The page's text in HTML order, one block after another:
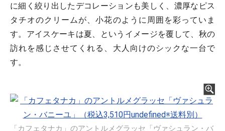
に細く絞り出したデコレーションも美しく、濃厚なピス
タチオのクリームが、小花のように周囲を彩っていま
す。アイスケーキは夏、というイメージを覆して、秋の
訪れを感じさせてくれる、大人向けのシックな一台で
す。
「カフェタナカ」のアントルメグラッセ「ヴァシュラン・バ